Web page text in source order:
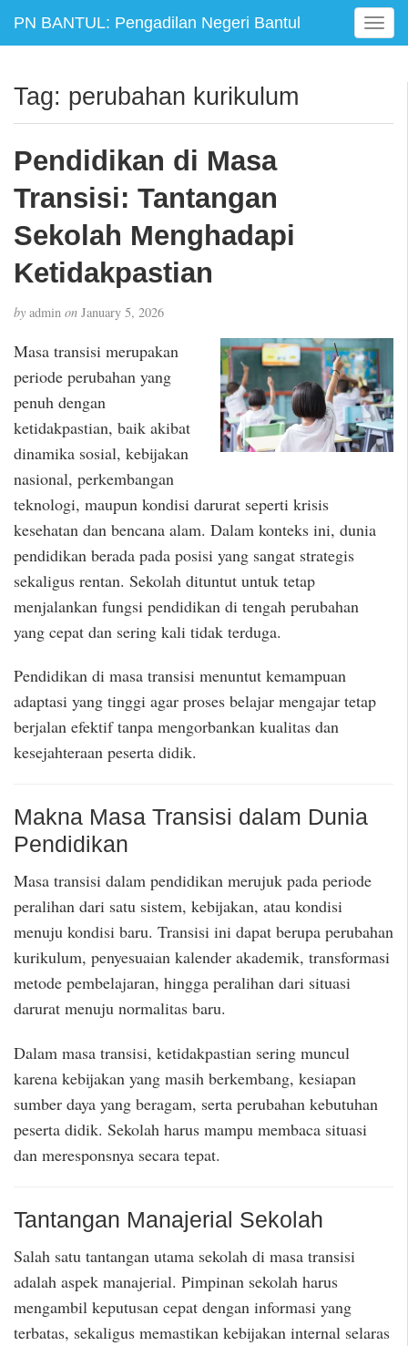
PN BANTUL: Pengadilan Negeri Bantul
T
o
e
Tag: perubahan kurikulum
Pendidikan di Masa
Transisi: Tantangan
Sekolah Menghadapi
Ketidakpastian
by admin on January 5, 2026
Masa transisi merupakan
periode perubahan yang
penuh dengan
ketidakpastian, baik akibat
dinamika sosial, kebijakan
nasional, perkembangan
teknologi, maupun kondisi darurat seperti krisis
kesehatan dan bencana alam. Dalam konteks ini, dunia
pendidikan berada pada posisi yang sangat strategis
sekaligus rentan. Sekolah dituntut untuk tetap
menjalankan fungsi pendidikan di tengah perubahan
yang cepat dan sering kali tidak terduga.
Pendidikan di masa transisi menuntut kemampuan
adaptasi yang tinggi agar proses belajar mengajar tetap
berjalan efektif tanpa mengorbankan kualitas dan
kesejahteraan peserta didik.
Makna Masa Transisi dalam Dunia
Pendidikan
Masa transisi dalam pendidikan merujuk pada periode
peralihan dari satu sistem, kebijakan, atau kondisi
menuju kondisi baru. Transisi ini dapat berupa perubahan
kurikulum, penyesuaian kalender akademik, transformasi
metode pembelajaran, hingga peralihan dari situasi
darurat menuju normalitas baru.
Dalam masa transisi, ketidakpastian sering muncul
karena kebijakan yang masih berkembang, kesiapan
sumber daya yang beragam, serta perubahan kebutuhan
peserta didik. Sekolah harus mampu membaca situasi
dan meresponsnya secara tepat.
Tantangan Manajerial Sekolah
Salah satu tantangan utama sekolah di masa transisi
adalah aspek manajerial. Pimpinan sekolah harus
mengambil keputusan cepat dengan informasi yang
terbatas, sekaligus memastikan kebijakan internal selaras